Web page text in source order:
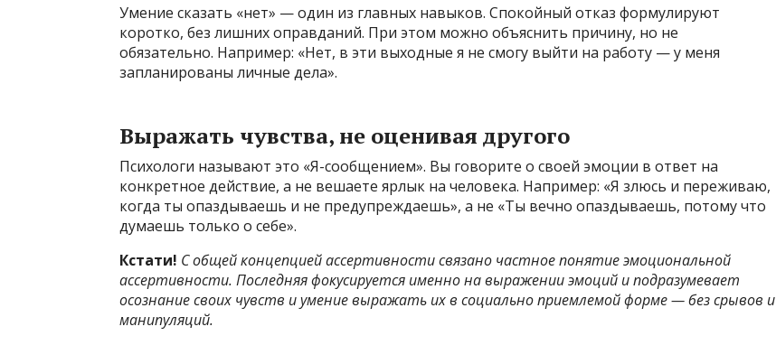
Умение сказать «нет» — один из главных навыков. Спокойный отказ формулируют
коротко, без лишних оправданий. При этом можно объяснить причину, но не
обязательно. Например: «Нет, в эти выходные я не смогу выйти на работу — у меня
запланированы личные дела».
Выражать чувства, не оценивая другого
Психологи называют это «Я-сообщением». Вы говорите о своей эмоции в ответ на
конкретное действие, а не вешаете ярлык на человека. Например: «Я злюсь и переживаю,
когда ты опаздываешь и не предупреждаешь», а не «Ты вечно опаздываешь, потому что
думаешь только о себе».
Кстати! С общей концепцией ассертивности связано частное понятие эмоциональной
ассертивности. Последняя фокусируется именно на выражении эмоций и подразумевает
осознание своих чувств и умение выражать их в социально приемлемой форме — без срывов и
манипуляций.